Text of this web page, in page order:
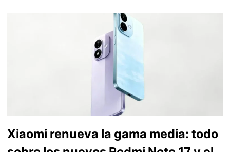
Xiaomi renueva la gama media: todo